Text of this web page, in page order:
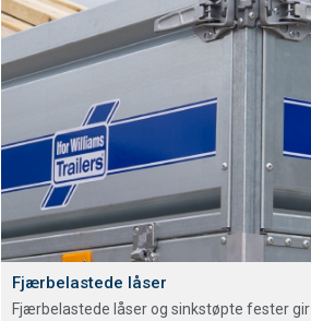
Fjærbelastede låser
Fjærbelastede låser og sinkstøpte fester